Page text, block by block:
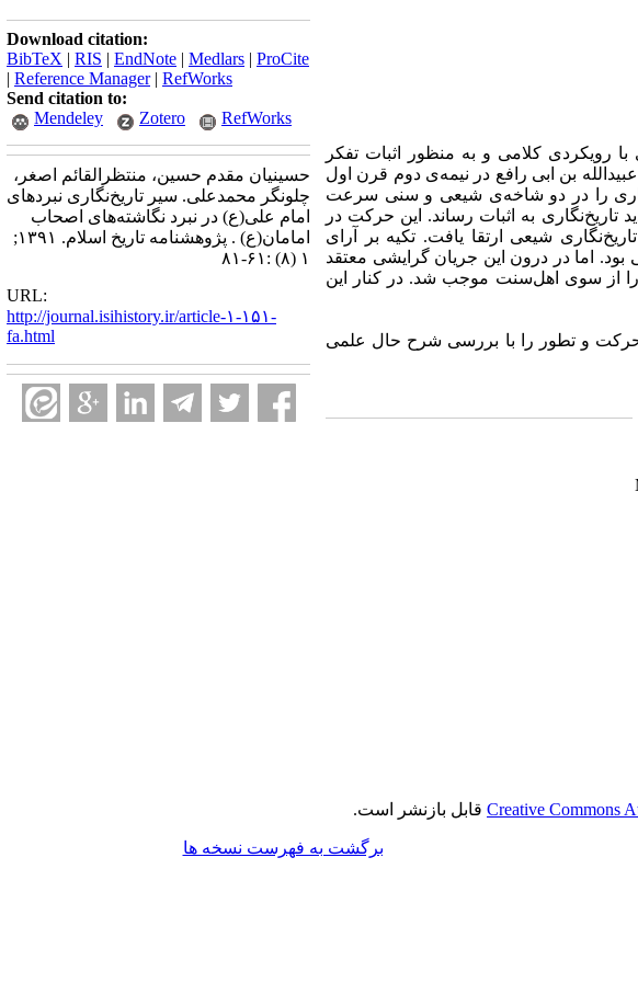
رویکردی کلامی و‌ به منظور اثبات تفکر
بن ابی رافع در نیمه‌ی دوم قرن اول
را در دو شاخه‌ی شیعی و سنی سرعت
به اثبات رساند. این حرکت در
شیعی ارتقا یافت. تکیه بر آرای
اما در درون این جریان گرایشی معتقد
را از سوی اهل‌سنت موجب شد. در کنار این
حرکت و تطور را با بررسی شرح حال علمی
Download citation:
BibTeX | RIS | EndNote | Medlars | ProCite
| Reference Manager| RefWorks
Send citation to:
Mendeley
Zotero RefWorks
حسینیان مقدم حسین، منتظرالقائم اصغر،
چلونگر محمدعلی. سیر تاریخ‌نگاری نبردهای
امام علی(ع) در نبرد ‌نگاشته‌های اصحاب
امامان(ع) . پژوهشنامه تاریخ اسلام. ۱۳۹۱;
۱ (۸) :۶۱-۸۱
URL:
http://journal.isihistory.ir/article-۱-۱۵۱-
fa.html
Creative Commons قابل بازنشر است.
برگشت به فهرست نسخه ها